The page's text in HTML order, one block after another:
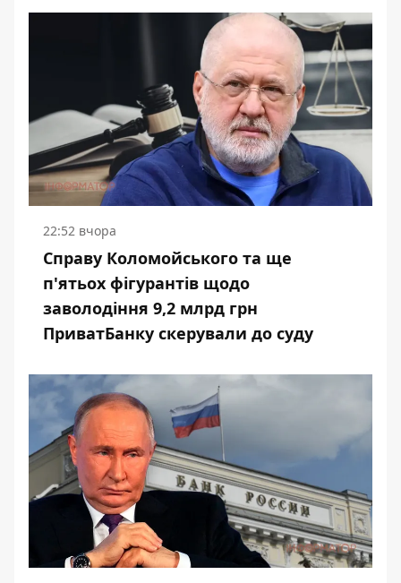
22:52 вчора
Справу Коломойського та ще
п'ятьох фігурантів щодо
заволодіння 9,2 млрд грн
ПриватБанку скерували до суду